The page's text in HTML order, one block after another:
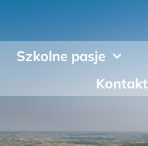
Szkolne pasje
Kontakt